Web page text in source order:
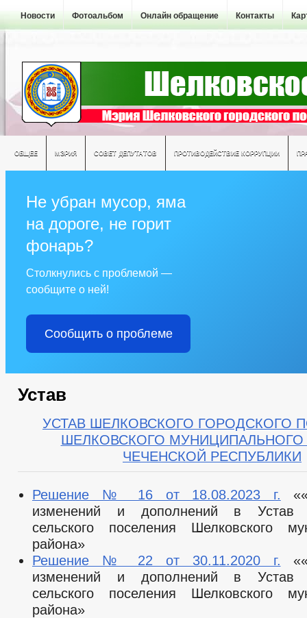
Новости Фотоальбом Онлайн обращение Контакты
ОБЩЕЕ МЭРИЯ СОВЕТ ДЕПУТАТОВ ПРОТИВОДЕЙСТВИЕ КОРРУПЦИИ
Не убран мусор, яма
на дороге, не горит
фонарь?
Столкнулись с проблемой —
сообщите о ней!
Сообщить о проблеме
Устав
УСТАВ ШЕЛКОВСКОГО ГОРОДСКОГО
ШЕЛКОВСКОГО МУНИЦИПАЛЬНОГО
ЧЕЧЕНСКОЙ РЕСПУБЛИКИ
Решение № 16 от 18.08.2023 г.
изменений и дополнений в Устав
сельского поселения Шелковского
района»
Решение № 22 от 30.11.2020 г.
изменений и дополнений в Устав
сельского поселения Шелковского
района»